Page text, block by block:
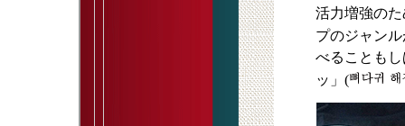
活力増強の
プのジャン
べることも
ッ」(